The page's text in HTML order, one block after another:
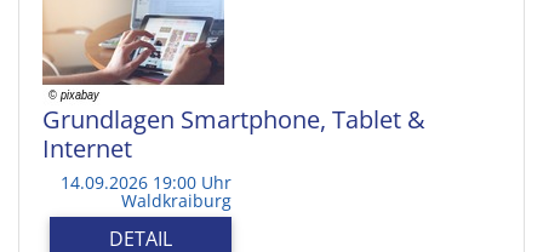
Grundlagen Smartphone, Tablet &
Internet
14.09.2026 19:00 Uhr
Waldkraiburg
DETAIL